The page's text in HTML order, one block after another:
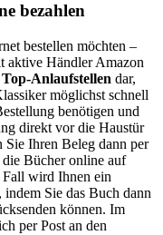
bezahlen
bestellen möchten –
aktive Händler Amazon
Top-Anlaufstellen dar,
möglichst schnell
benötigen und
direkt vor die Haustür
Sie Ihren Beleg dann per
Bücher online auf
Fall wird Ihnen ein
Sie das Buch dann
können. Im
per Post an den